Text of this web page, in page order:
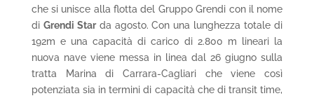
che si unisce alla flotta del Gruppo Grendi con il nome
di Grendi Starda agosto. Con una lunghezza totale di
192m e una capacità di carico di 2.800 m lineari la
nuova nave viene messa in linea dal 26 giugno sulla
tratta Marina di Carrara-Cagliari che viene così
potenziata sia in termini di capacità che di transit time,